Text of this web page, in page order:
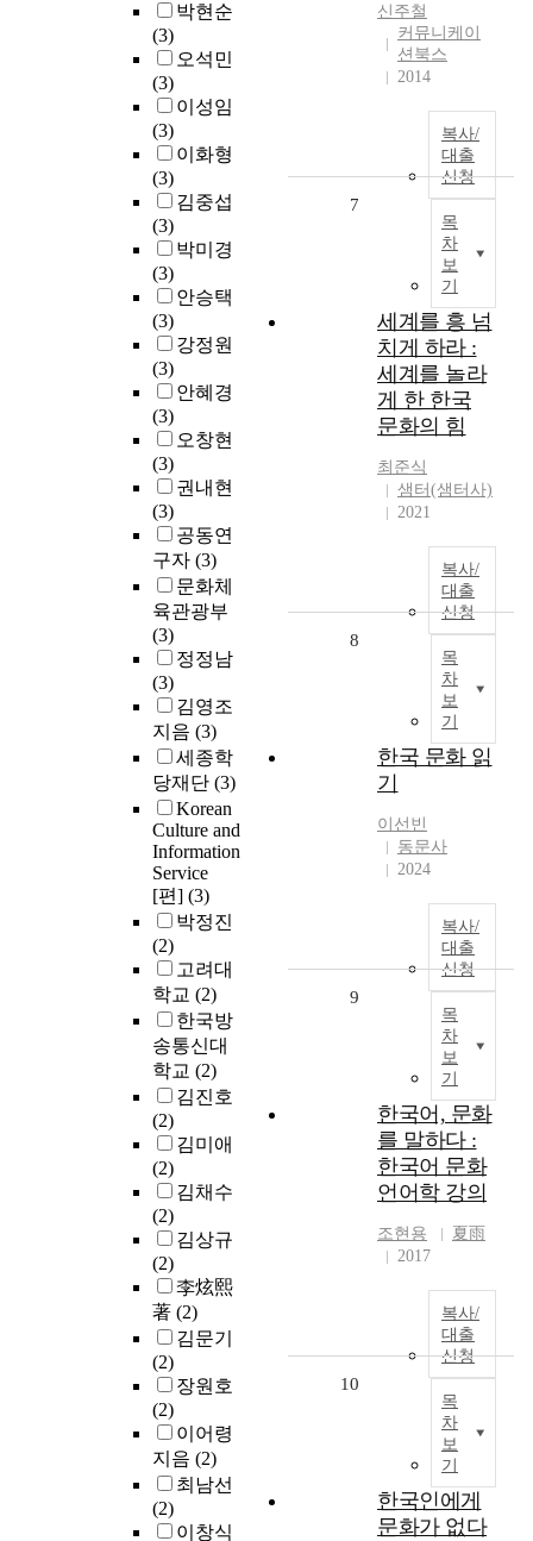
박현순
(3)
오석민
(3)
이성임
(3)
이화형
(3)
김중섭
(3)
박미경
(3)
안승택
(3)
강정원
(3)
안혜경
(3)
오창현
(3)
권내현
(3)
공동연
구자 (3)
문화체
육관광부
(3)
정정남
(3)
김영조
지음 (3)
세종학
당재단 (3)
Korean
Culture and
Information
Service
[편] (3)
박정진
(2)
고려대
학교 (2)
한국방
송통신대
학교 (2)
김진호
(2)
김미애
(2)
김채수
(2)
김상규
(2)
李炫熙
著 (2)
김문기
(2)
장원호
(2)
이어령
지음 (2)
최남선
(2)
이창식
신주철
커뮤니케이
션북스
2014
복사/
대출
신청
목
차
보
기
7
세계를 흥 넘
치게 하라 :
세계를 놀라
게 한 한국
문화의 힘
최준식
샘터(샘터사)
2021
복사/
대출
신청
목
차
보
기
8
한국 문화 읽
기
이선빈
동문사
2024
복사/
대출
신청
목
차
보
기
9
한국어, 문화
를 말하다 :
한국어 문화
언어학 강의
조현용
夏雨
2017
복사/
대출
신청
목
차
보
기
10
한국인에게
문화가 없다